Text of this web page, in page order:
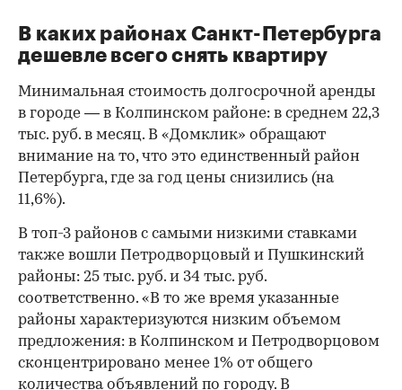
В каких районах Санкт-Петербурга
дешевле всего снять квартиру
Минимальная стоимость долгосрочной аренды
в городе — в Колпинском районе: в среднем 22,3
тыс. руб. в месяц. В «Домклик» обращают
внимание на то, что это единственный район
Петербурга, где за год цены снизились (на
11,6%).
В топ-3 районов с самыми низкими ставками
также вошли Петродворцовый и Пушкинский
районы: 25 тыс. руб. и 34 тыс. руб.
соответственно. «В то же время указанные
районы характеризуются низким объемом
предложения: в Колпинском и Петродворцовом
сконцентрировано менее 1% от общего
количества объявлений по городу. В